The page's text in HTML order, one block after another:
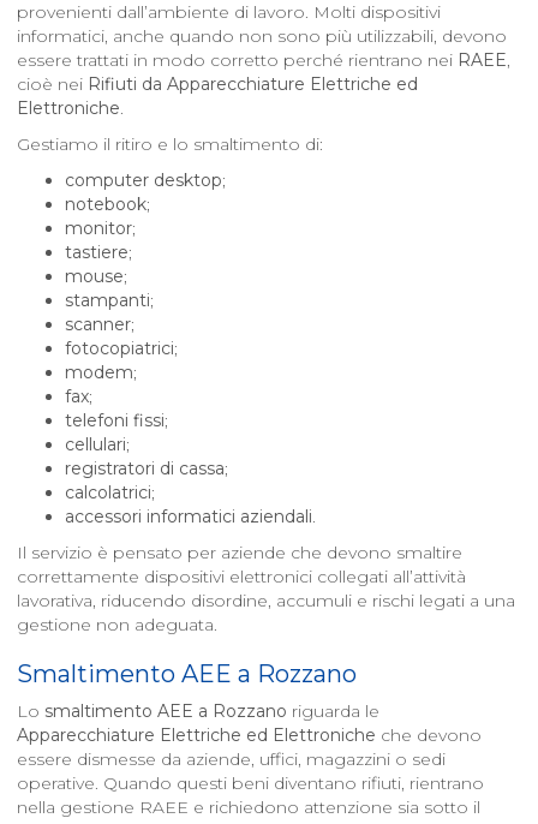
provenienti dall’ambiente di lavoro. Molti dispositivi
informatici, anche quando non sono più utilizzabili, devono
essere trattati in modo corretto perché rientrano nei RAEE,
cioè nei Rifiuti da Apparecchiature Elettriche ed
Elettroniche.
Gestiamo il ritiro e lo smaltimento di:
computer desktop;
notebook;
monitor;
tastiere;
mouse;
stampanti;
scanner;
fotocopiatrici;
modem;
fax;
telefoni fissi;
cellulari;
registratori di cassa;
calcolatrici;
accessori informatici aziendali.
Il servizio è pensato per aziende che devono smaltire
correttamente dispositivi elettronici collegati all’attività
lavorativa, riducendo disordine, accumuli e rischi legati a una
gestione non adeguata.
Smaltimento AEE a Rozzano
Lo smaltimento AEE a Rozzano riguarda le
Apparecchiature Elettriche ed Elettroniche che devono
essere dismesse da aziende, uffici, magazzini o sedi
operative. Quando questi beni diventano rifiuti, rientrano
nella gestione RAEE e richiedono attenzione sia sotto il